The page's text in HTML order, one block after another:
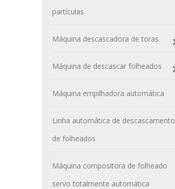
partículas
Máquina descascadora de toras
Máquina de descascar folheados
Máquina empilhadora automática
Linha automática de descascamento
de folheados
Máquina compositora de folheado
servo totalmente automática